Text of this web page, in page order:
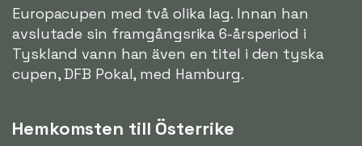
Europacupen med två olika lag. Innan han
avslutade sin framgångsrika 6-årsperiod i
Tyskland vann han även en titel i den tyska
cupen, DFB Pokal, med Hamburg.
Hemkomsten till Österrike